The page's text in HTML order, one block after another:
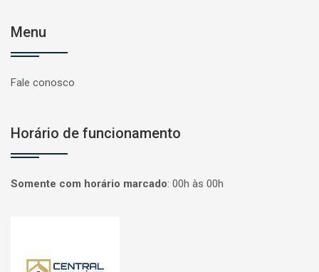
Menu
Fale conosco
Horário de funcionamento
Somente com horário marcado: 00h às 00h